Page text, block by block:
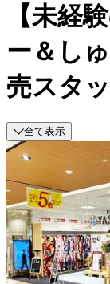
【未経
ー＆し
売スタ
全て表示